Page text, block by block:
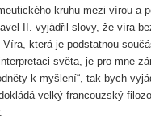
kruhu mezi vírou a
II. vyjádřil slovy, že víra
Víra, která je podstatnou
světa, je pro mne
k myšlení“, tak bych
velký francouzský